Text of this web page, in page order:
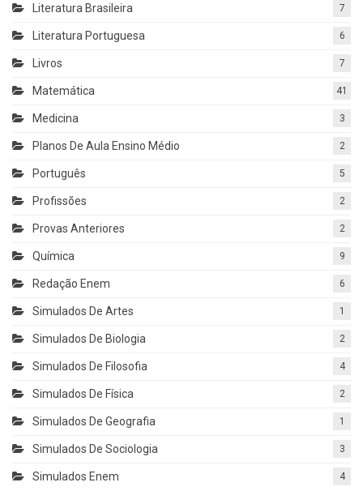
Literatura Brasileira 7
Literatura Portuguesa 6
Livros 7
Matemática 41
Medicina 3
Planos De Aula Ensino Médio 2
Português 5
Profissões 2
Provas Anteriores 2
Química 9
Redação Enem 6
Simulados De Artes 1
Simulados De Biologia 2
Simulados De Filosofia 4
Simulados De Física 2
Simulados De Geografia 1
Simulados De Sociologia 3
Simulados Enem 4